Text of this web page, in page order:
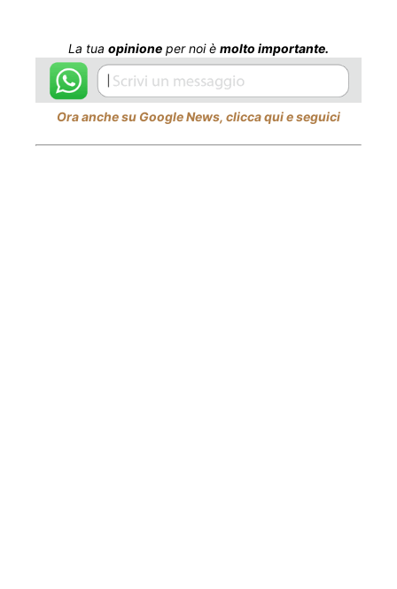
La tua opinione per noi è molto importante.
Ora anche su Google News, clicca qui e seguici